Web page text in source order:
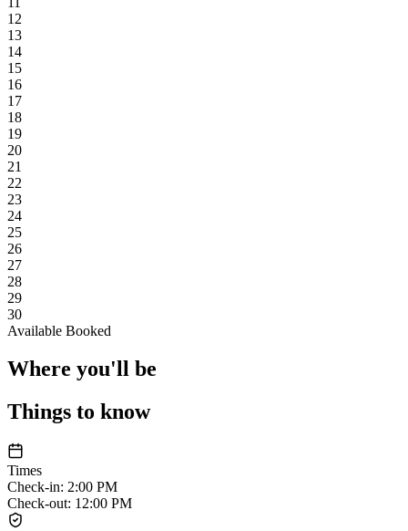
12
13
14
15
16
17
18
19
20
21
22
23
24
25
26
27
28
29
30
Available Booked
Where you'll be
Things to know
Times
Check-in: 2:00 PM
Check-out: 12:00 PM